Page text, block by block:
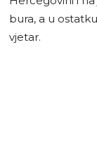
bura, a u
vjetar.